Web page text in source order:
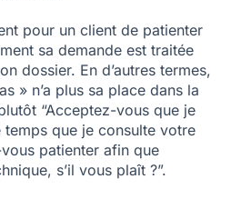
pour un client de patienter
sa demande est traitée
dossier. En d’autres termes,
» n’a plus sa place dans la
“Acceptez-vous que je
que je consulte votre
patienter afin que
s’il vous plaît ?”.